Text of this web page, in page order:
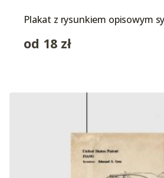
Plakat z rysunkiem opisowym
od 18 zł